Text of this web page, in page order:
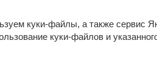
куки-файлы, а также сервис
куки-файлов и